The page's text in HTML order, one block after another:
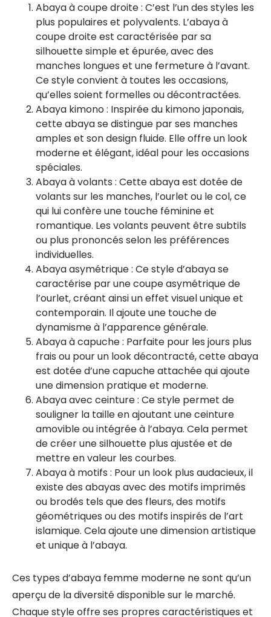
Abaya à coupe droite : C’est l’un des styles les
plus populaires et polyvalents. L’abaya à
coupe droite est caractérisée par sa
silhouette simple et épurée, avec des
manches longues et une fermeture à l’avant.
Ce style convient à toutes les occasions,
qu’elles soient formelles ou décontractées.
Abaya kimono : Inspirée du kimono japonais,
cette abaya se distingue par ses manches
amples et son design fluide. Elle offre un look
moderne et élégant, idéal pour les occasions
spéciales.
Abaya à volants : Cette abaya est dotée de
volants sur les manches, l’ourlet ou le col, ce
qui lui confère une touche féminine et
romantique. Les volants peuvent être subtils
ou plus prononcés selon les préférences
individuelles.
Abaya asymétrique : Ce style d’abaya se
caractérise par une coupe asymétrique de
l’ourlet, créant ainsi un effet visuel unique et
contemporain. Il ajoute une touche de
dynamisme à l’apparence générale.
Abaya à capuche : Parfaite pour les jours plus
frais ou pour un look décontracté, cette abaya
est dotée d’une capuche attachée qui ajoute
une dimension pratique et moderne.
Abaya avec ceinture : Ce style permet de
souligner la taille en ajoutant une ceinture
amovible ou intégrée à l’abaya. Cela permet
de créer une silhouette plus ajustée et de
mettre en valeur les courbes.
Abaya à motifs : Pour un look plus audacieux, il
existe des abayas avec des motifs imprimés
ou brodés tels que des fleurs, des motifs
géométriques ou des motifs inspirés de l’art
islamique. Cela ajoute une dimension artistique
et unique à l’abaya.
Ces types d’abaya femme moderne ne sont qu’un
aperçu de la diversité disponible sur le marché.
Chaque style offre ses propres caractéristiques et